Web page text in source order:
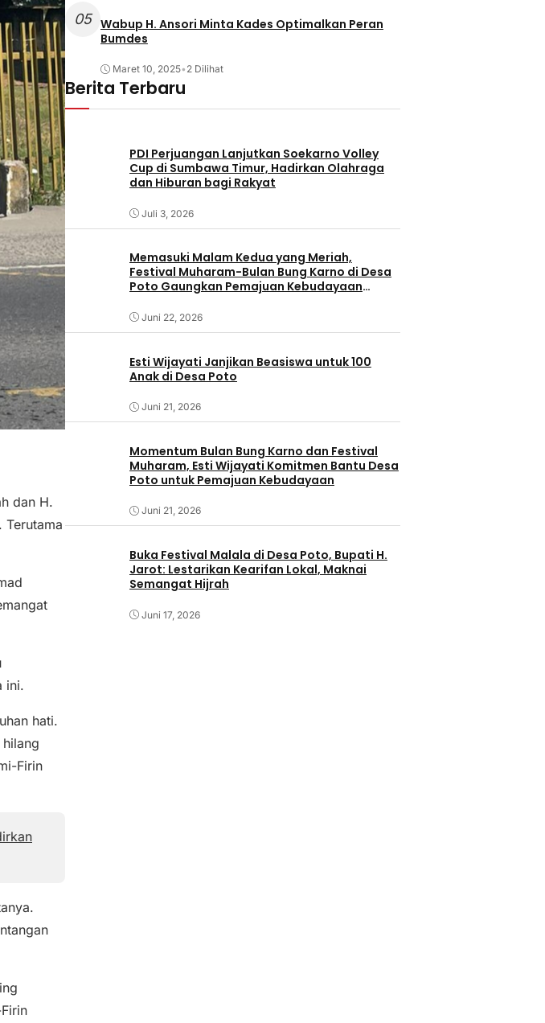
dan H.
Terutama
ini.
hati.
Firin
05 Wabup H. Ansori Minta Kades Optimalkan Peran
Bumdes
Maret 10, 2025• 2 Dilihat
Berita Terbaru
PDI Perjuangan Lanjutkan Soekarno Volley
Cup di Sumbawa Timur, Hadirkan Olahraga
dan Hiburan bagi Rakyat
Juli 3, 2026
Memasuki Malam Kedua yang Meriah,
Festival Muharam-Bulan Bung Karno di Desa
Poto Gaungkan Pemajuan Kebudayaan
Juni 22, 2026
Esti Wijayati Janjikan Beasiswa untuk 100
Anak di Desa Poto
Juni 21, 2026
Momentum Bulan Bung Karno dan Festival
Muharam, Esti Wijayati Komitmen Bantu Desa
Poto untuk Pemajuan Kebudayaan
Juni 21, 2026
Buka Festival Malala di Desa Poto, Bupati H.
Jarot: Lestarikan Kearifan Lokal, Maknai
Semangat Hijrah
Juni 17, 2026